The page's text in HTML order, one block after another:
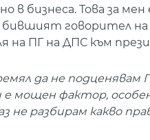
бизнеса. Това за
бившият говорител
на ПГ на ДПС към
да не подценявам
е мощен фактор,
не разбирам какво